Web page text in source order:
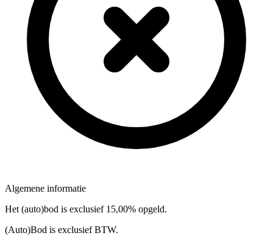
Algemene informatie
Het (auto)bod is exclusief 15,00% opgeld.
(Auto)Bod is exclusief BTW.